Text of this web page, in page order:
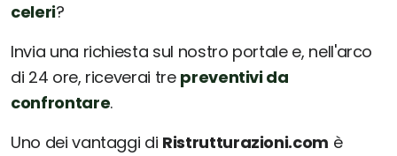
celeri?
Invia una richiesta sul nostro portale e, nell'arco
di 24 ore, riceverai tre preventivi da
confrontare.
Uno dei vantaggi di Ristrutturazioni.com è